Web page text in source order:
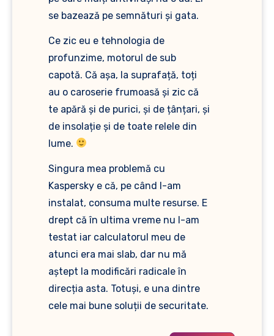
se bazează pe semnături și gata.
Ce zic eu e tehnologia de
profunzime, motorul de sub
capotă. Că așa, la suprafață, toți
au o caroserie frumoasă și zic că
te apără și de purici, și de țânțari, și
de insolație și de toate relele din
lume.
Singura mea problemă cu
Kaspersky e că, pe când l-am
instalat, consuma multe resurse. E
drept că în ultima vreme nu l-am
testat iar calculatorul meu de
atunci era mai slab, dar nu mă
aștept la modificări radicale în
direcția asta. Totuși, e una dintre
cele mai bune soluții de securitate.